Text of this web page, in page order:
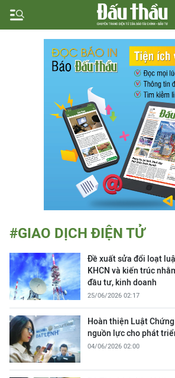
#GIAO DỊCH ĐIỆN TỬ
Đề xuất sửa đổi loạt
KHCN và kiến trúc
đầu tư, kinh doanh
25/06/2026 02:17
Hoàn thiện Luật
nguồn lực cho phát
04/06/2026 02:00